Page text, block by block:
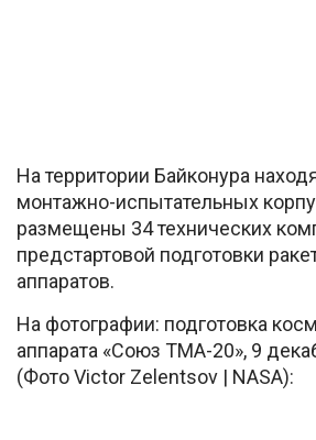
На территории Байконура
монтажно-испытательных
размещены 34 технических
предстартовой подготовки
аппаратов.
На фотографии: подготовка
аппарата «Союз ТМА-20», 9
(Фото Victor Zelentsov | NASA):